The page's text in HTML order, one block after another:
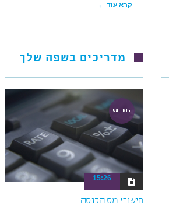
קרא עוד ←
מדריכים בשפה שלך
החזרי מס
15:26
חישובי מס הכנסה